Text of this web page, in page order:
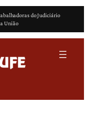
do Judiciário
União